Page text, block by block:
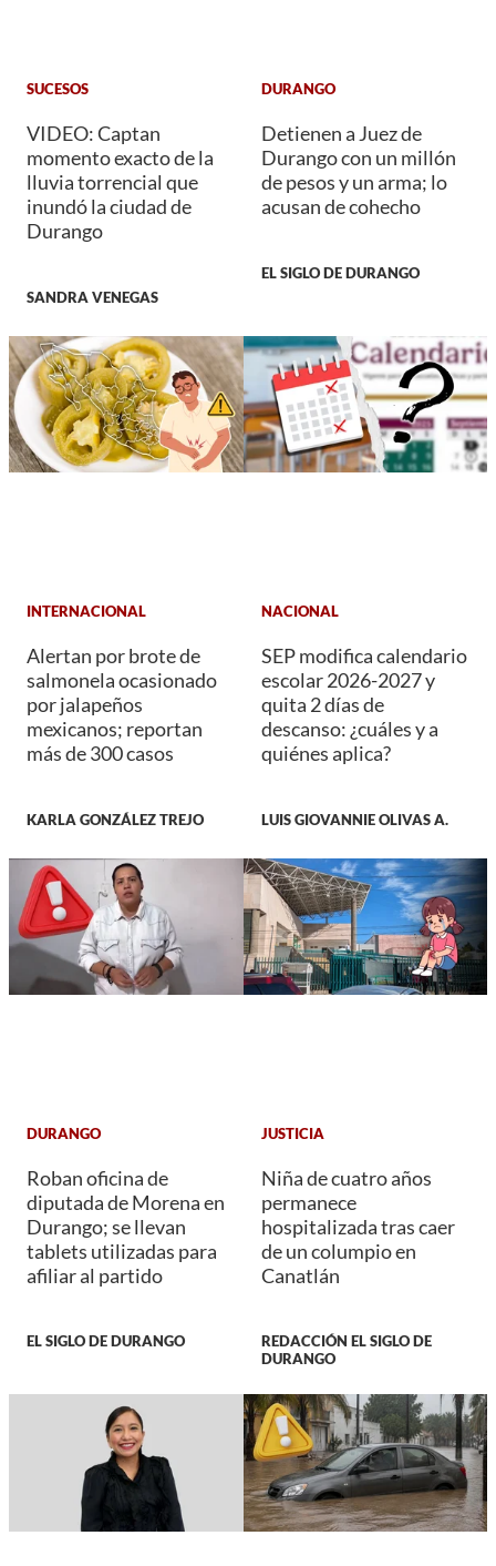
SUCESOS
VIDEO: Captan
momento exacto de la
lluvia torrencial que
inundó la ciudad de
Durango
SANDRA VENEGAS
DURANGO
Detienen a Juez de
Durango con un millón
de pesos y un arma; lo
acusan de cohecho
EL SIGLO DE DURANGO
INTERNACIONAL
Alertan por brote de
salmonela ocasionado
por jalapeños
mexicanos; reportan
más de 300 casos
KARLA GONZÁLEZ TREJO
NACIONAL
SEP modifica calendario
escolar 2026-2027 y
quita 2 días de
descanso: ¿cuáles y a
quiénes aplica?
LUIS GIOVANNIE OLIVAS A.
DURANGO
Roban oficina de
diputada de Morena en
Durango; se llevan
tablets utilizadas para
afiliar al partido
EL SIGLO DE DURANGO
JUSTICIA
Niña de cuatro años
permanece
hospitalizada tras caer
de un columpio en
Canatlán
REDACCIÓN EL SIGLO DE
DURANGO